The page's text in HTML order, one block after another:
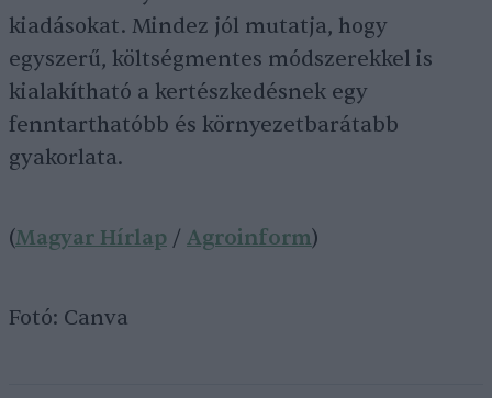
kiadásokat. Mindez jól mutatja, hogy
egyszerű, költségmentes módszerekkel is
kialakítható a kertészkedésnek egy
fenntarthatóbb és környezetbarátabb
gyakorlata.
(Magyar Hírlap / Agroinform)
Fotó: Canva